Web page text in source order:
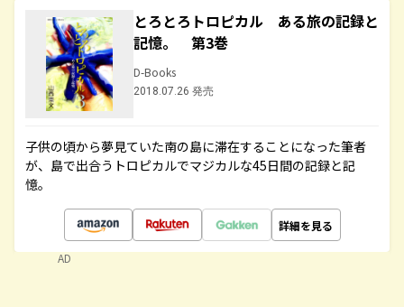
とろとろトロピカル ある旅の記録と
記憶。 第3巻
D-Books
2018.07.26 発売
子供の頃から夢見ていた南の島に滞在することになった筆者
が、島で出合うトロピカルでマジカルな45日間の記録と記
憶。
詳細を見る
AD